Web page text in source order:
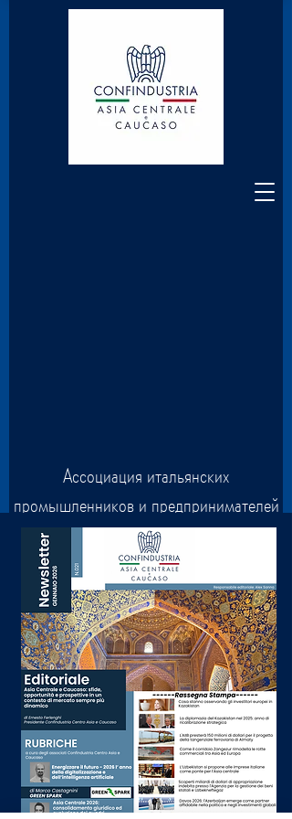
Ассоциация итальянских
промышленников и предпринимателей
в Центральной Азии и на Кавказе